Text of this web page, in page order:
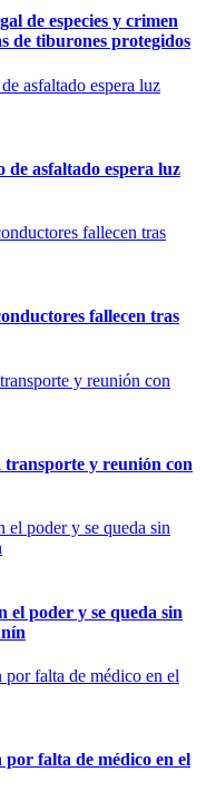
de especies y crimen
de tiburones protegidos
asfaltado espera luz
fallecen tras
y reunión con
el poder y se queda sin
por falta de médico en el